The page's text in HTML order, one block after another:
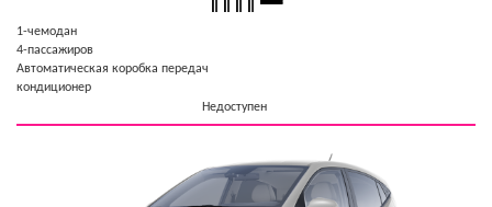
1-чемодан
4-пассажиров
Автоматическая коробка передач
кондиционер
Недоступен